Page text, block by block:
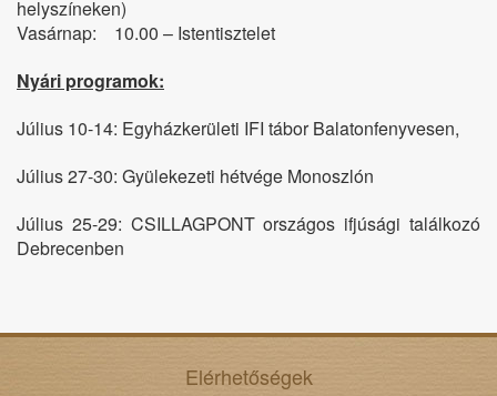
helyszíneken)
Vasárnap: 10.00 – Istentisztelet
Nyári programok:
Július 10-14: Egyházkerületi IFI tábor Balatonfenyvesen,
Július 27-30: Gyülekezeti hétvége Monoszlón
Július 25-29: CSILLAGPONT országos ifjúsági találkozó
Debrecenben
korosztály
számára
nyári
különböző
Vasárnap:
10.00
Elérhetőségek